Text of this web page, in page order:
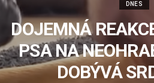
DNES
DOJEMNÁ
PSA NA
DOBÝVÁ